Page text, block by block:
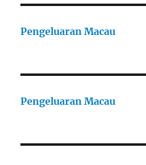
Pengeluaran Macau
Pengeluaran Macau